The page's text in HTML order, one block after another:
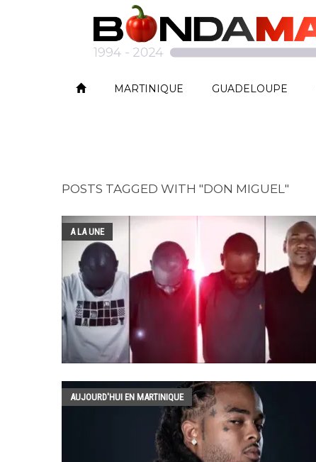
MARTINIQUE GUADELOUPE
POSTS TAGGED WITH "DON MIGUEL"
A LA UNE
AUJOURD'HUI EN MARTINIQUE